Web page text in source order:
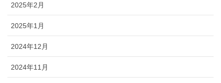
2025年2月
2025年1月
2024年12月
2024年11月